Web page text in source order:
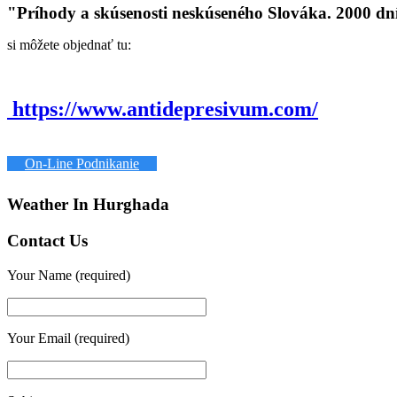
"Príhody a skúsenosti neskúseného Slováka. 2000
si môžete objednať tu:
https://www.antidepresivum.com/
On-Line Podnikanie
Weather In Hurghada
Contact Us
Your Name (required)
Your Email (required)